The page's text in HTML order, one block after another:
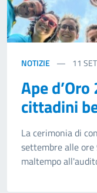
NOTIZIE 11
Ape
cittadini
La cerimonia di
settembre alle ore
maltempo